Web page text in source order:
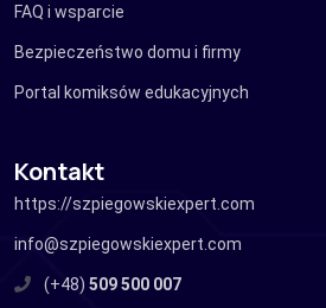
FAQ i wsparcie
Bezpieczeństwo domu i firmy
Portal komiksów edukacyjnych
Kontakt
https://szpiegowskiexpert.com
info@szpiegowskiexpert.com
(+48) 509 500 007